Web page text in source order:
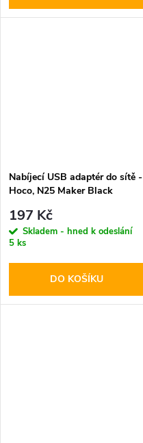
Nabíjecí USB adaptér do sítě -
Hoco, N25 Maker Black
197 Kč
Skladem - hned k odeslání
5 ks
DO KOŠÍKU